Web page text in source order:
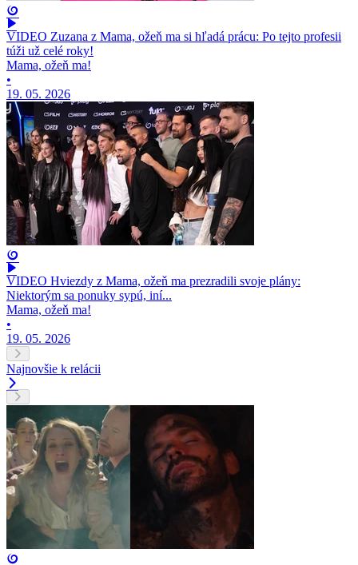
VIDEO Zuzana z Mama, ožeň ma si hľadá prácu: Po tejto profesii
túži už celé roky!
Mama, ožeň ma!
•
19. 05. 2026
VIDEO Hviezdy z Mama, ožeň ma prezradili svoje plány:
Niektorým sa ponuky sypú, iní...
Mama, ožeň ma!
•
19. 05. 2026
Najnovšie k relácii